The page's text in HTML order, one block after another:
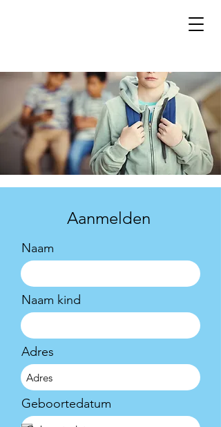
Aanmelden
Naam
Naam kind
Adres
Geboortedatum